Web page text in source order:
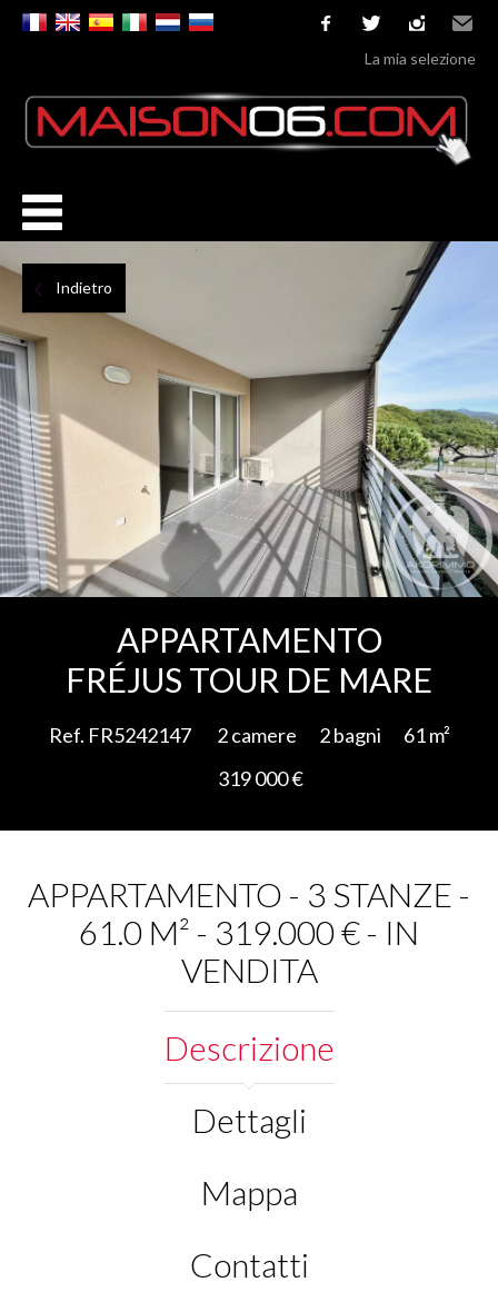
facebooktwitterinstagram
Email
La mia selezione
Indietro
APPARTAMENTO
FRÉJUS TOUR DE MARE
Ref. FR5242147 2 camere 2 bagni
61 m²
319 000 €
APPARTAMENTO - 3 STANZE -
61.0 M² - 319.000 € - IN
VENDITA
Descrizione
Dettagli
Mappa
Contatti